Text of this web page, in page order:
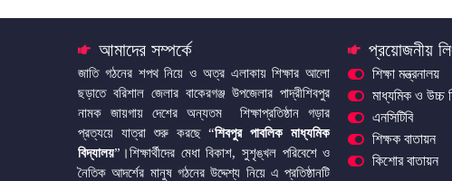
আমাদের সম্পর্কে
জাতি গঠনের শপথ নিয়ে ও অত্র এলাকায় শিক্ষার আলো
ছড়াতে বরিশাল জেলার বাকেরগঞ্জ উপজেলার পাদ্রীশিবপুর
নামক জায়গায় দেশের অন্যতম শিক্ষাপ্রতিষ্ঠান গড়ার
প্রত্যয়ে যাত্রা শুরু করছে “শিবপুর পাবলিক মাধ্যমিক
বিদ্যালয়”।শিক্ষার্থীদের মেধা বিকাশ, সুশৃঙ্খল পরিবেশে ও
নৈতিক আদর্শের মানুষ গঠনের উদ্দেশ্য নিয়ে এ প্রতিষ্ঠানটি
প্রয়োজনীয়
শিক্ষা মন্ত্রনালয়
মাধ্যমিক ও উচ্চ
এনসিটিবি
শিক্ষক বাতায়ন
কিশোর বাতায়ন